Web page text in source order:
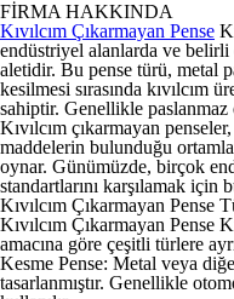
FİRMA HAKKINDA
Kıvılcım Çıkarmayan Pense
endüstriyel alanlarda ve
aletidir. Bu pense türü, metal
kesilmesi sırasında kıvılcım
sahiptir. Genellikle
Kıvılcım çıkarmayan
maddelerin bulunduğu
oynar. Günümüzde, birçok
standartlarını karşılamak için
Kıvılcım Çıkarmayan Pense
Kıvılcım Çıkarmayan Pense
amacına göre çeşitli türlere
Kesme Pense: Metal veya
tasarlanmıştır. Genellikle